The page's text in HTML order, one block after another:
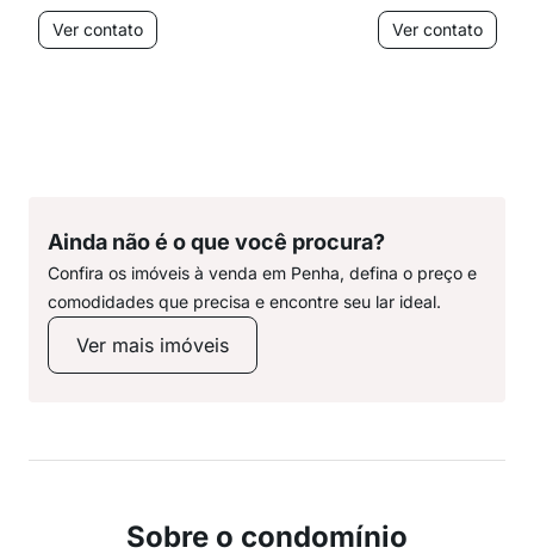
Ver contato
Ver contato
Ainda não é o que você procura?
Confira os imóveis à venda em Penha, defina o preço e
comodidades que precisa e encontre seu lar ideal.
Ver mais imóveis
Sobre o condomínio